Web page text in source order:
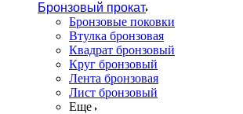
Бронзовый прокат
Бронзовые поковки
Втулка бронзовая
Квадрат бронзовый
Круг бронзовый
Лента бронзовая
Лист бронзовый
Еще